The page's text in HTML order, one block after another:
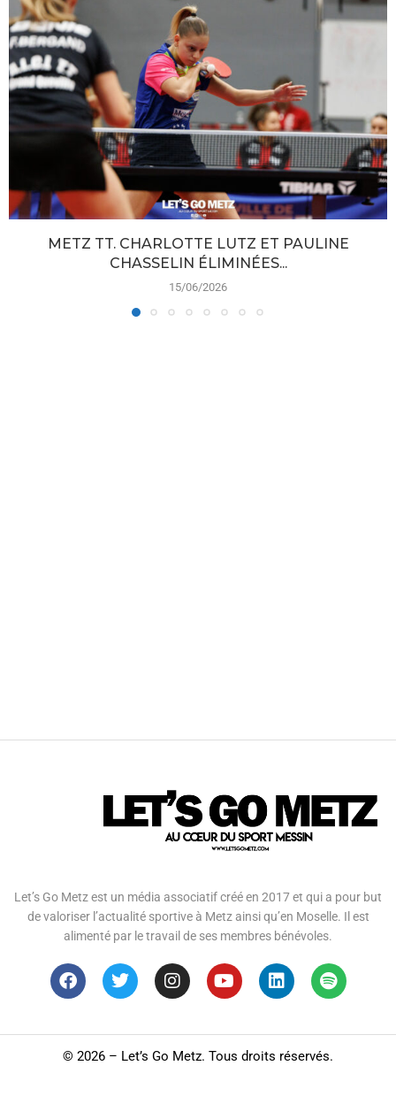
METZ TT. CHARLOTTE LUTZ ET PAULINE
CHASSELIN ÉLIMINÉES...
15/06/2026
Let’s Go Metz est un média associatif créé en 2017 et qui a pour but
de valoriser l’actualité sportive à Metz ainsi qu’en Moselle. Il est
alimenté par le travail de ses membres bénévoles.
© 2026 – Let’s Go Metz. Tous droits réservés.